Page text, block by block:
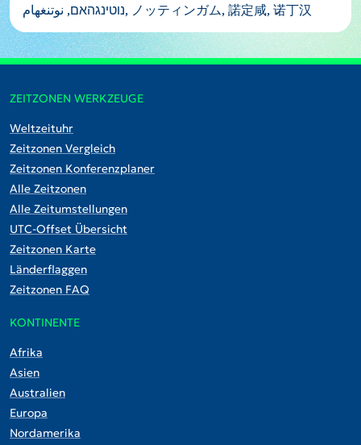
נוטינגהאם, نوتنغهام, ノッティンガム, 諾定咸, 诺丁汉
ZEITZONEN WERKZEUGE
Weltzeituhr
Zeitzonen Vergleich
Zeitzonen Konferenzplaner
Alle Zeitzonen
Alle Zeitumstellungen
UTC-Offset Übersicht
Zeitzonen Karte
Länderflaggen
Zeitzonen FAQ
KONTINENTE
Afrika
Asien
Australien
Europa
Nordamerika